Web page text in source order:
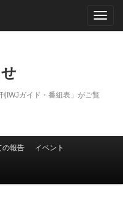
IWJガイド・番組表」がご覧
の報告 イベント